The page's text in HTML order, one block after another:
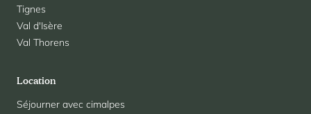
Tignes
Val d'Isère
Val Thorens
Location
Séjourner avec cimalpes